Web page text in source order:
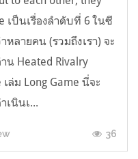
เป็นเรื่องลำดับที่ 6 ในซี
หลายคน (รวมถึงเรา) จะ
น Heated Rivalry
ล่ม Long Game นี่จะ
เนินเ...
36